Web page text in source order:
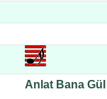
Anlat Bana